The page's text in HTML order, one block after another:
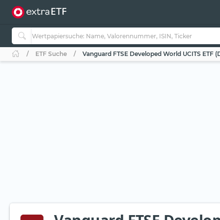
ETF Suche Vanguard FTSE Developed World UCITS ETF